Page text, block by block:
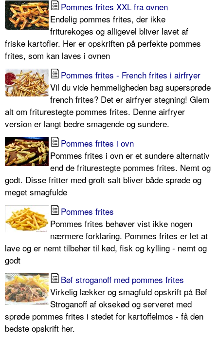
Pommes frites XXL fra ovnen
Endelig pommes frites, der ikke
friturekoges og alligevel bliver lavet af
friske kartofler. Her er opskriften på perfekte pommes
frites, som kan laves i ovnen
Pommes frites - French frites i airfryer
Vil du vide hemmeligheden bag supersprøde
french frites? Det er airfryer stegning! Glem
alt om friturestegte pommes frites. Denne airfryer
version er langt bedre smagende og sundere.
Pommes frites i ovn
Pommes frites i ovn er et sundere alternativ
end de friturestegte pommes frites. Nemt og
godt. Disse fritter med groft salt bliver både sprøde og
meget smagfulde
Pommes frites
Pommes frites behøver vist ikke nogen
nærmere forklaring. Pommes frites er let at
lave og er nemt tilbehør til kød, fisk og kylling - nemt og
godt
Bøf stroganoff med pommes frites
Virkelig lækker og smagfuld opskrift på Bøf
Stroganoff af oksekød og serveret med
sprøde pommes frites i stedet for kartoffelmos - få den
bedste opskrift her.